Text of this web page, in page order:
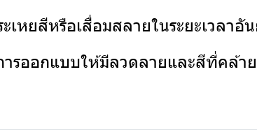
หยสีหรือเสื่อมสลายในระยะเวลาอั
ารออกแบบให้มีลวดลายและสีที่คล้า